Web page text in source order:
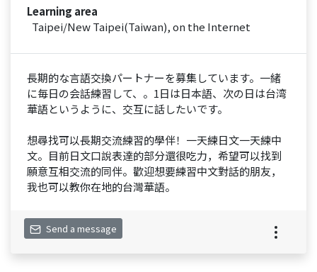
Learning area
Taipei/New Taipei(Taiwan), on the Internet
長期的な言語交換パートナーを募集しています。一緒
に毎日の会話練習して、。1日は日本語、次の日は台湾
華語というように、交互に話したいです。
想尋找可以長期交流練習的學伴！一天練日文一天練中
文。目前日文口說表達的部分還很吃力，希望可以找到
願意互相交流的同伴。歡迎想要練習中文對話的朋友，
我也可以教你在地的台灣華語。
Send a message